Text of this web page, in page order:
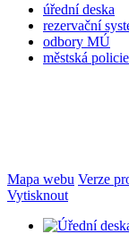
úřední deska
rezervační
odbory MÚ
městská policie
Mapa webu Verze
Vytisknout